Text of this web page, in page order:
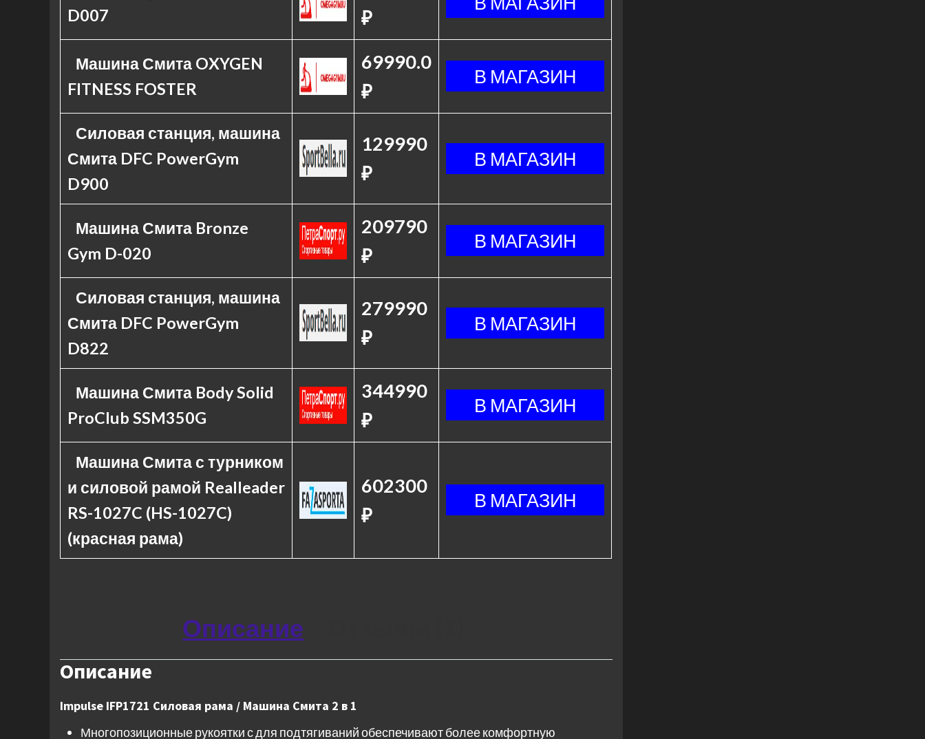
D007
₽
Машина Смита OXYGEN
FITNESS FOSTER
69990.0
₽
Силовая станция, машина
Смита DFC PowerGym
D900
129990
₽
Машина Смита Bronze
Gym D-020
209790
₽
Силовая станция, машина
Смита DFC PowerGym
D822
279990
₽
Машина Смита Body Solid
ProClub SSM350G
344990
₽
Машина Смита с турником
и силовой рамой Realleader
RS-1027C (HS-1027C)
(красная рама)
602300
₽
Описание
Описание
Impulse IFP1721 Силовая рама / Машина Смита 2 в 1
Многопозиционные рукоятки с для подтягиваний обеспечивают более комфортную